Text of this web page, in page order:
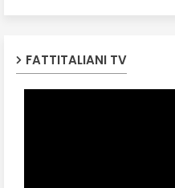
FATTITALIANI TV